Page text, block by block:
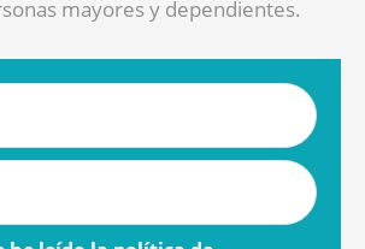
mayores y dependientes.